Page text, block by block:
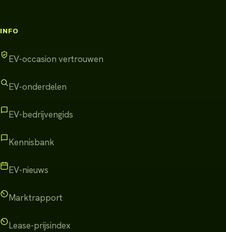
INFO
EV-occasion vertrouwen
EV-onderdelen
EV-bedrijvengids
Kennisbank
EV-nieuws
Marktrapport
Lease-prijsindex